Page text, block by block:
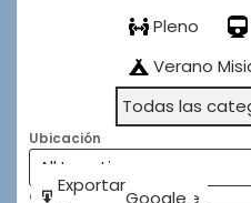
Pleno
Verano
Todas las
Subscribe
Google
Exportar
Google
Ubicación
Categorías